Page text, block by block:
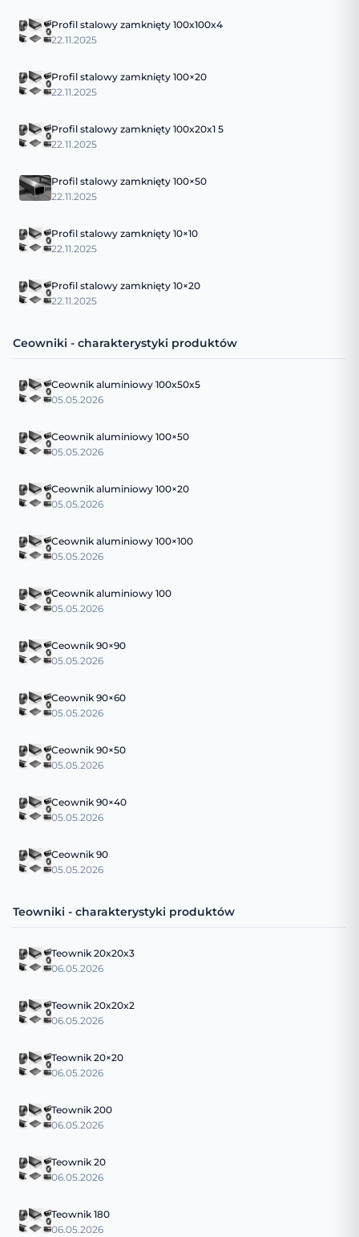
Profil stalowy zamknięty 100x100x4
22.11.2025
Profil stalowy zamknięty 100×20
22.11.2025
Profil stalowy zamknięty 100x20x1 5
22.11.2025
Profil stalowy zamknięty 100×50
22.11.2025
Profil stalowy zamknięty 10×10
22.11.2025
Profil stalowy zamknięty 10×20
22.11.2025
Ceowniki - charakterystyki produktów
Ceownik aluminiowy 100x50x5
05.05.2026
Ceownik aluminiowy 100×50
05.05.2026
Ceownik aluminiowy 100×20
05.05.2026
Ceownik aluminiowy 100×100
05.05.2026
Ceownik aluminiowy 100
05.05.2026
Ceownik 90×90
05.05.2026
Ceownik 90×60
05.05.2026
Ceownik 90×50
05.05.2026
Ceownik 90×40
05.05.2026
Ceownik 90
05.05.2026
Teowniki - charakterystyki produktów
Teownik 20x20x3
06.05.2026
Teownik 20x20x2
06.05.2026
Teownik 20×20
06.05.2026
Teownik 200
06.05.2026
Teownik 20
06.05.2026
Teownik 180
06.05.2026